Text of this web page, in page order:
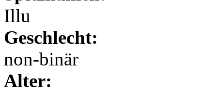
Illu
Geschlecht:
non-binär
Alter: